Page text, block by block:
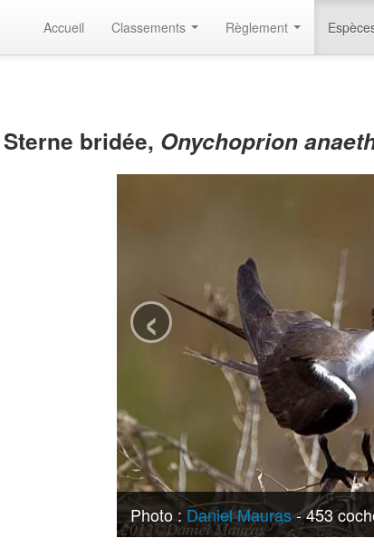
Accueil Classements Règlement
Sterne bridée, Onychoprion
Photo :Daniel Mauras- 453
‹